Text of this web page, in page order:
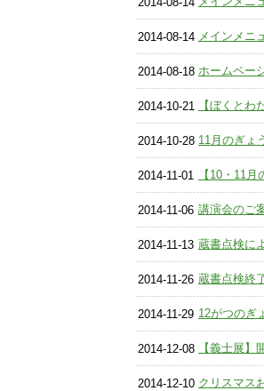
2014-08-14 メインメニ
2014-08-18 ホームペー
2014-10-21 【ぼくと
2014-10-28 11月のぎょ
2014-11-01 【10・11
2014-11-06 講演会のご
2014-11-13 蔵書点検に
2014-11-26 蔵書点検終
2014-11-29 12がつのぎ
2014-12-08 【義士展
2014-12-10 クリスマス